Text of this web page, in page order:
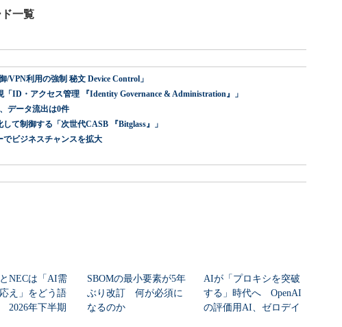
一覧
VPN利用の強制 秘文 Device Control」
ID・アクセス管理 『Identity Governance & Administration』」
データ流出は0件
て制御する「次世代CASB 『Bitglass』」
ビジネスチャンスを拡大
NECは「AI需
え」をどう語
2026年下半期
SBOMの最小要素が5年
ぶり改訂 何が必須に
なるのか
AIが「プロキシを突破
する」時代へ OpenAI
の評価用AI、ゼロデイ